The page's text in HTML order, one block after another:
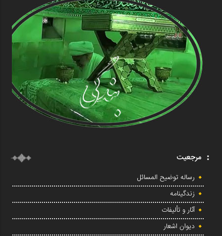
مرجعیت
رساله توضیح المسائل
زندگینامه
آثار و تألیفات
دیوان اشعار